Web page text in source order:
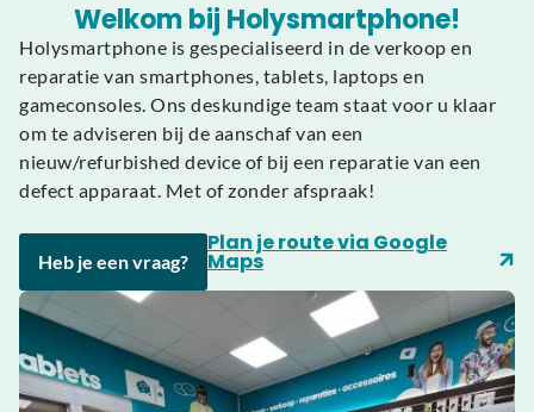
Welkom bij Holysmartphone!
Holysmartphone is gespecialiseerd in de verkoop en
reparatie van smartphones, tablets, laptops en
gameconsoles. Ons deskundige team staat voor u klaar
om te adviseren bij de aanschaf van een
nieuw/refurbished device of bij een reparatie van een
defect apparaat. Met of zonder afspraak!
Heb je een vraag?
Plan je route via Google
Maps